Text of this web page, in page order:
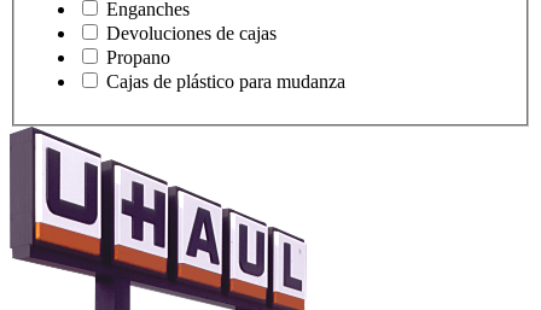
Enganches
Devoluciones de cajas
Propano
Cajas de plástico para mudanza